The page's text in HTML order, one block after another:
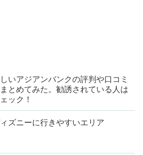
いアジアンバンクの評判や口コミ
とめてみた。勧誘されている人は
ック！
ズニーに行きやすいエリア